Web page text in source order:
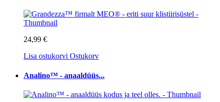
24,99 €
Lisa ostukorvi Ostukorv
Analino™ - anaaldüüs...